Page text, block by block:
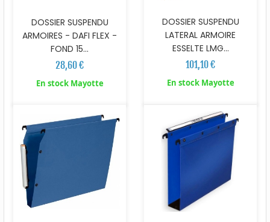
DOSSIER SUSPENDU
ARMOIRES - DAFI FLEX -
FOND 15...
28,60 €
En stock Mayotte
DOSSIER SUSPENDU
LATERAL ARMOIRE
ESSELTE LMG...
101,10 €
En stock Mayotte